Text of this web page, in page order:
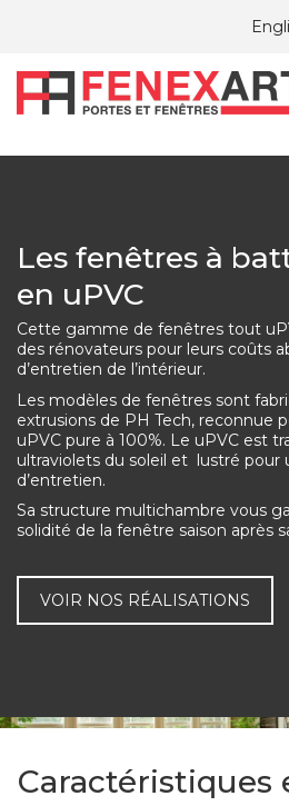
À PROPOS
ARTICLES DU BLOG
CHERCHEZ-VOUS UN EMPLOI?
FENÊTRES À BATTANTS ET
PVC
HYBRIDE
DOUBLE NATURE
BOIS
FENÊTRES À GUILLOTINE
PVC
HYBRIDE
DOUBLE NATURE
BOIS
FENÊTRES COULISSANTES
PVC
HYBRIDE
DOUBLE NATURE
PORTES
PORTES D’ACIER
PORTES PATIO
PVC
HYBRIDE/TOUT
BOIS
INSTALLATION
INSTALLATION
RÉALISATIONS
GARANTIE
TÉMOIGNAGES
PROMOTIONS
NOUS JOINDRE
ÎLE DE MONTRÉAL ET LAVAL
RIVE-NORD DE MTL ET
RIVE-SUD DE MTL,
BOUCHERVILLE
PROTECTION DES
SOUMISSION GRATUITE
Les fenêtres à
en uPVC
Cette gamme de fenêtres tout
des rénovateurs pour leurs coûts
d’entretien de l’intérieur.
Les modèles de fenêtres sont
extrusions de PH Tech, reconnue
uPVC pure à 100%. Le uPVC est
ultraviolets du soleil et lustré pour
d’entretien.
Sa structure multichambre vous
solidité de la fenêtre saison après
VOIR NOS RÉALISATIONS
Caractéristiques